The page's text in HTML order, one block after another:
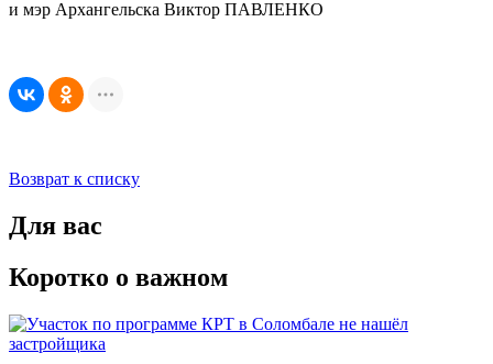
и мэр Архангельска Виктор ПАВЛЕНКО
Возврат к списку
Для вас
Коротко о важном